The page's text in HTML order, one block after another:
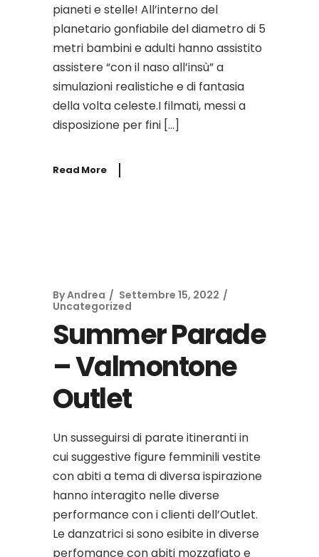
pianeti e stelle! All’interno del
planetario gonfiabile del diametro di 5
metri bambini e adulti hanno assistito
assistere “con il naso all’insù” a
simulazioni realistiche e di fantasia
della volta celeste.I filmati, messi a
disposizione per fini […]
Read More
ByAndrea
Settembre 15, 2022
Uncategorized
Summer Parade
– Valmontone
Outlet
Un susseguirsi di parate itineranti in
cui suggestive figure femminili vestite
con abiti a tema di diversa ispirazione
hanno interagito nelle diverse
performance con i clienti dell’Outlet.
Le danzatrici si sono esibite in diverse
perfomance con abiti mozzafiato e